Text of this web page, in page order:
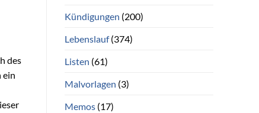
des
ein
Kündigungen (200)
Lebenslauf(374)
Listen (61)
Malvorlagen (3)
Memos(17)